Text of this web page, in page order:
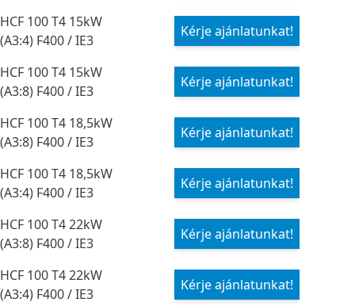
HCF 100 T4 15kW
(A3:4) F400 / IE3
Kérje ajánlatunkat!
HCF 100 T4 15kW
(A3:8) F400 / IE3
Kérje ajánlatunkat!
HCF 100 T4 18,5kW
(A3:8) F400 / IE3
Kérje ajánlatunkat!
HCF 100 T4 18,5kW
(A3:4) F400 / IE3
Kérje ajánlatunkat!
HCF 100 T4 22kW
(A3:8) F400 / IE3
Kérje ajánlatunkat!
HCF 100 T4 22kW
(A3:4) F400 / IE3
Kérje ajánlatunkat!